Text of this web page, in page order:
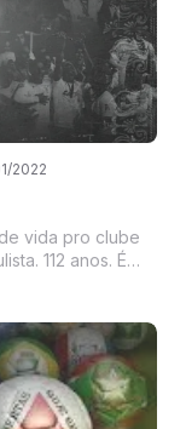
2022
vida pro clube
112 anos. É